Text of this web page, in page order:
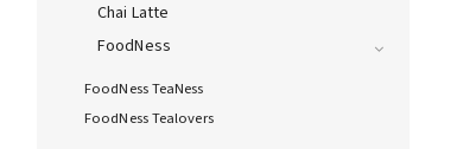
Chai Latte
FoodNess
FoodNess TeaNess
FoodNess Tealovers